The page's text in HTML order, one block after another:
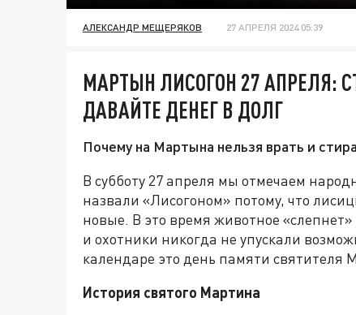
АЛЕКСАНДР МЕЩЕРЯКОВ 27 АПРЕЛЯ 2024 05:39
МАРТЫН ЛИСОГОН 27 АПРЕЛЯ:
ДАВАЙТЕ ДЕНЕГ В ДОЛГ
Почему на Мартына нельзя врать и
В субботу 27 апреля мы отмечаем
назвали «Лисогоном» потому, что
новые. В это время животное
и охотники никогда не упускали
календаре это день памяти святителя
История святого Мартина